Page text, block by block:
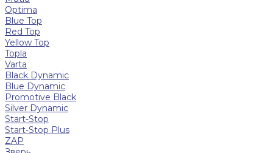
Optima
Blue Top
Red Top
Yellow Top
Topla
Varta
Black Dynamic
Blue Dynamic
Promotive Black
Silver Dynamic
Start-Stop
Start-Stop Plus
ZAP